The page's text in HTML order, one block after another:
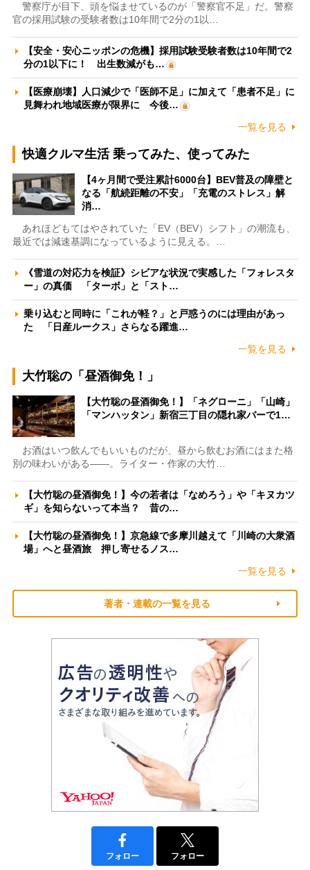
警察庁が目下、頭を悩ませているのが「警察官不足」だ。警察
官の採用試験の受験者数は10年間で2分の1以…
【安全・安心ニッポンの危機】採用試験受験者数は10年間で2
分の1以下に！ 出生数減がも…
【医療崩壊】人口減少で「医師不足」に加えて「患者不足」に
見舞われ地域医療が限界に 今後…
一覧を見る
快適クルマ生活 乗ってみた、使ってみた
【4ヶ月間で受注累計6000台】BEV普及の障壁と
なる「航続距離の不安」「充電のストレス」解
消…
あれほどもてはやされていた「EV（BEV）シフト」の潮流も、
最近では減速基調になっているように見える。…
《雪道の対応力を検証》シビアな状況で実感した「フォレスタ
ー」の真価 「ターボ」と「スト…
乗り込むと同時に「これが軽？」と戸惑うのには理由があっ
た 「日産ルークス」さらなる躍進…
一覧を見る
大竹聡の「昼酒御免！」
【大竹聡の昼酒御免！】「ネグローニ」「山崎」
「マンハッタン」新宿三丁目の隠れ家バーで1…
お酒はいつ飲んでもいいものだが、昼から飲むお酒にはまた格
別の味わいがある――。ライター・作家の大竹…
【大竹聡の昼酒御免！】今の若者は「なめろう」や「キヌカツ
ギ」を知らないって本当？ 昔の…
【大竹聡の昼酒御免！】京急線で多摩川越えて「川崎の大衆酒
場」へと昼酒旅 押し寄せるノス…
一覧を見る
著者・連載の一覧を見る
フォロー フォロー